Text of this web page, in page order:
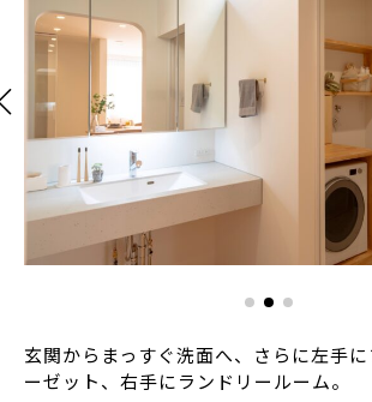
玄関からまっすぐ洗面へ、さらに左手
ーゼット、右手にランドリールーム。